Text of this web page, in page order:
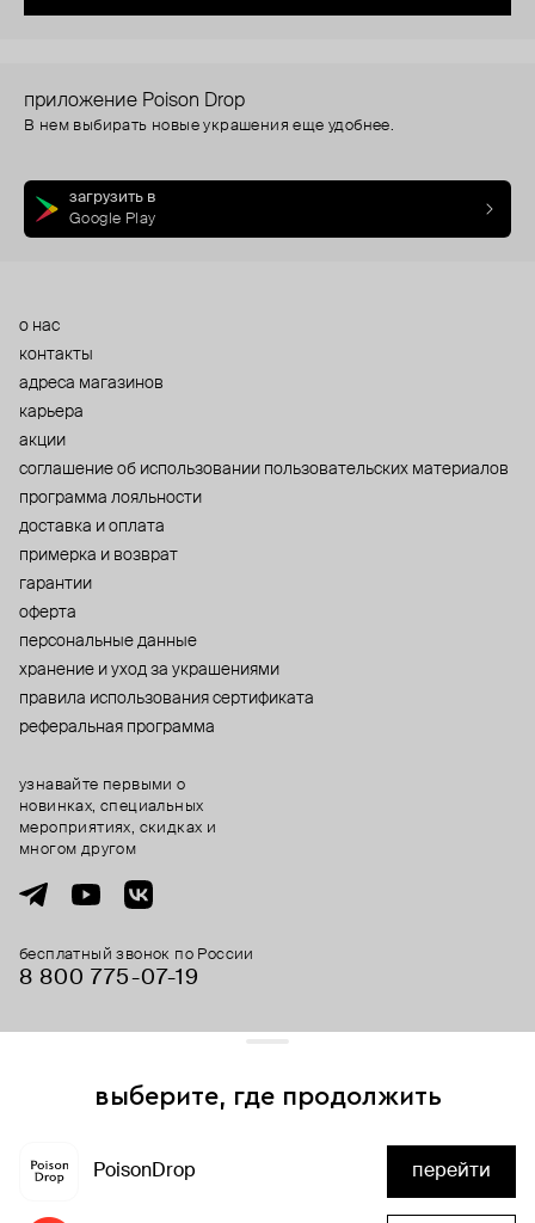
приложение Poison Drop
В нем выбирать новые украшения еще удобнее.
загрузить в
Google Play
о нас
контакты
адреса магазинов
карьера
акции
cоглашение об использовании пользовательских материалов
программа лояльности
доставка и оплата
примерка и возврат
гарантии
оферта
персональные данные
хранение и уход за украшениями
правила использования сертификата
реферальная программа
бесплатный звонок по России
8 800 775⁠-07⁠-19
узнавайте первыми о
новинках, специальных
мероприятиях, скидках и
многом другом
выберите, где продолжить
PoisonDrop перейти
и сервисы аналитики. Продолжая его использование,
вы соглашаетесь с нашим